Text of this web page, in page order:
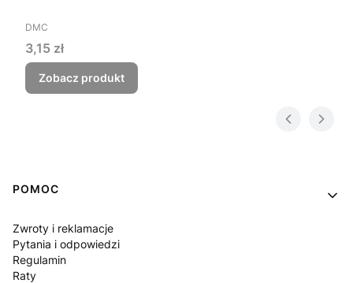
PRODUCENT
DMC
Cena
3,15 zł
Zobacz produkt
Linki w stopce
POMOC
Zwroty i reklamacje
Pytania i odpowiedzi
Regulamin
Raty